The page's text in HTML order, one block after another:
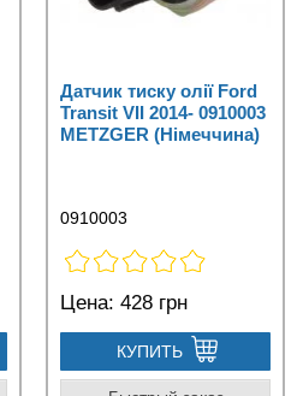
Датчик тиску олії Ford
Transit VII 2014- 0910003
METZGER (Німеччина)
0910003
Цена: 428 грн
КУПИТЬ